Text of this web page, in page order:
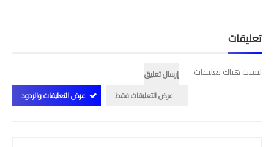
تعليقات
ليست هناك تعليقات
إرسال تعليق
عرض التعليقات فقط
عرض التعليقات والردود